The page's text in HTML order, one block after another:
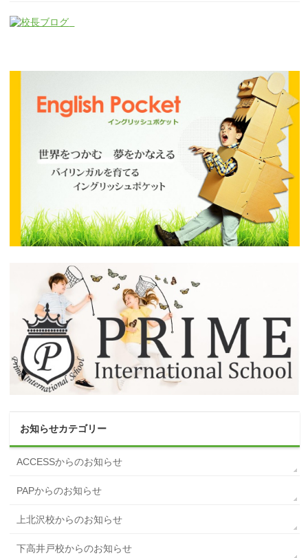
お知らせカテゴリー
ACCESSからのお知らせ
PAPからのお知らせ
上北沢校からのお知らせ
下高井戸校からのお知らせ